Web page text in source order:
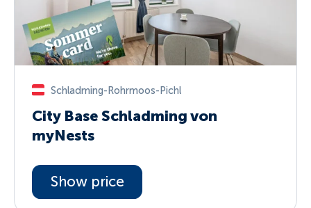
Schladming-Rohrmoos-Pichl
City Base Schladming von
myNests
Show price